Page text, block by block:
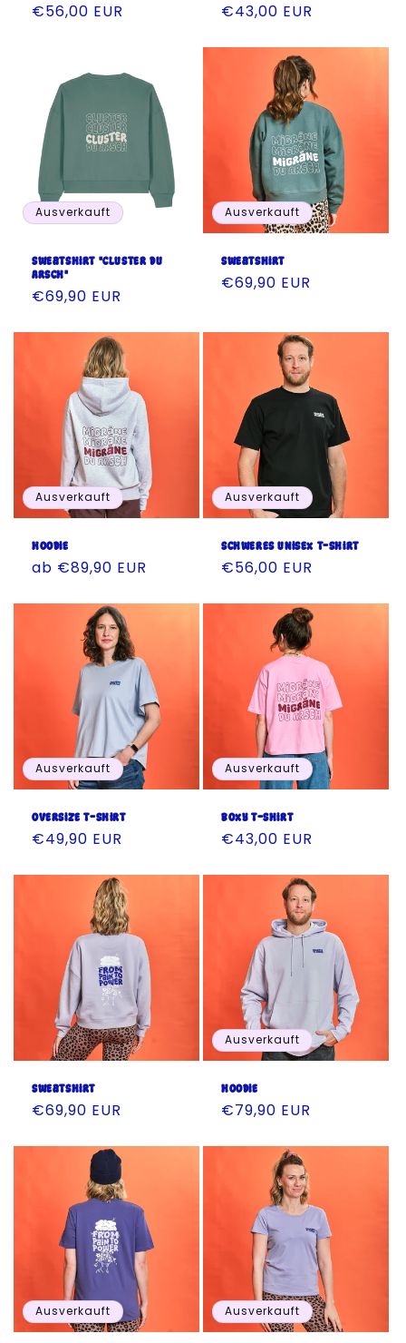
Normaler
€56,00 EUR
Normaler
€43,00 EUR
Ausverkauft
Sweatshirt "Cluster du
Arsch"
Normaler
€69,90 EUR
Ausverkauft
Sweatshirt
Normaler
€69,90 EUR
Ausverkauft
Hoodie
Normaler
ab €89,90 EUR
Ausverkauft
Schweres Unisex T-Shirt
Normaler
€56,00 EUR
Ausverkauft
Oversize T-Shirt
Normaler
€49,90 EUR
Ausverkauft
Boxy T-Shirt
Normaler
€43,00 EUR
Sweatshirt
Normaler
€69,90 EUR
Ausverkauft
Hoodie
Normaler
€79,90 EUR
Ausverkauft Ausverkauft